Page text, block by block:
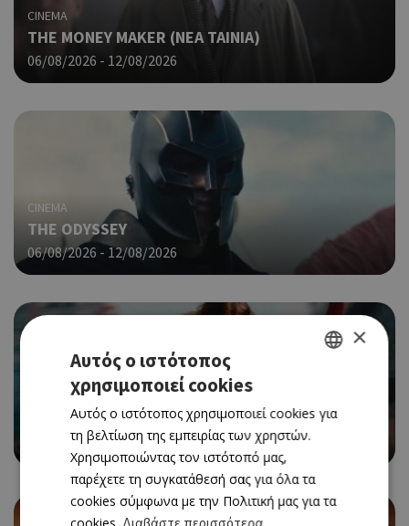
CINEMA
THE MONEY MAKER (ΝΕΑ ΤΑΙΝΙΑ)
06/08/2026 - 12/08/2026
CINEMA
THE ODYSSEY
06/08/2026 - 12/08/2026
SPIDER-MAN: BRAND NEW DAY
06/08/2026 - 12/08/2026
ENGLISH
×
Αυτός ο ιστότοπος
χρησιμοποιεί cookies
Αυτός ο ιστότοπος χρησιμοποιεί cookies για
τη βελτίωση της εμπειρίας των χρηστών.
Χρησιμοποιώντας τον ιστότοπό μας,
παρέχετε τη συγκατάθεσή σας για όλα τα
cookies σύμφωνα με την Πολιτική μας για τα
cookies. Διαβάστε περισσότερα